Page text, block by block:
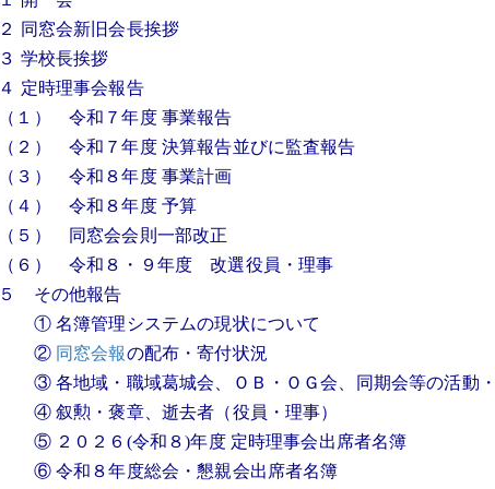
２ 同窓会新旧会長挨拶
３ 学校長挨拶
４ 定時理事会報告
（１） 令和７年度 事業報告
（２） 令和７年度 決算報告並びに監査報告
（３） 令和８年度 事業計画
（４） 令和８年度 予算
（５） 同窓会会則一部改正
（６） 令和８・９年度 改選役員・理事
５ その他報告
① 名簿管理システムの現状について
② 同窓会報の配布・寄付状況
③ 各地域・職域葛城会、ＯＢ・ＯＧ会、同期会等の活動
④ 叙勲・褒章、逝去者（役員・理事）
⑤ ２０２６(令和８)年度 定時理事会出席者名簿
⑥ 令和８年度総会・懇親会出席者名簿